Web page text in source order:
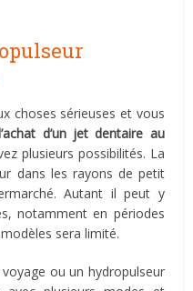
choses sérieuses et vous
d’un jet dentaire au
plusieurs possibilités. La
dans les rayons de petit
Autant il peut y
notamment en périodes
sera limité.
ou un hydropulseur